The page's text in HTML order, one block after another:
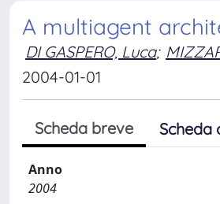
A multiagent
DI GASPERO, Luca;
2004-01-01
Scheda breve Scheda
Anno
2004